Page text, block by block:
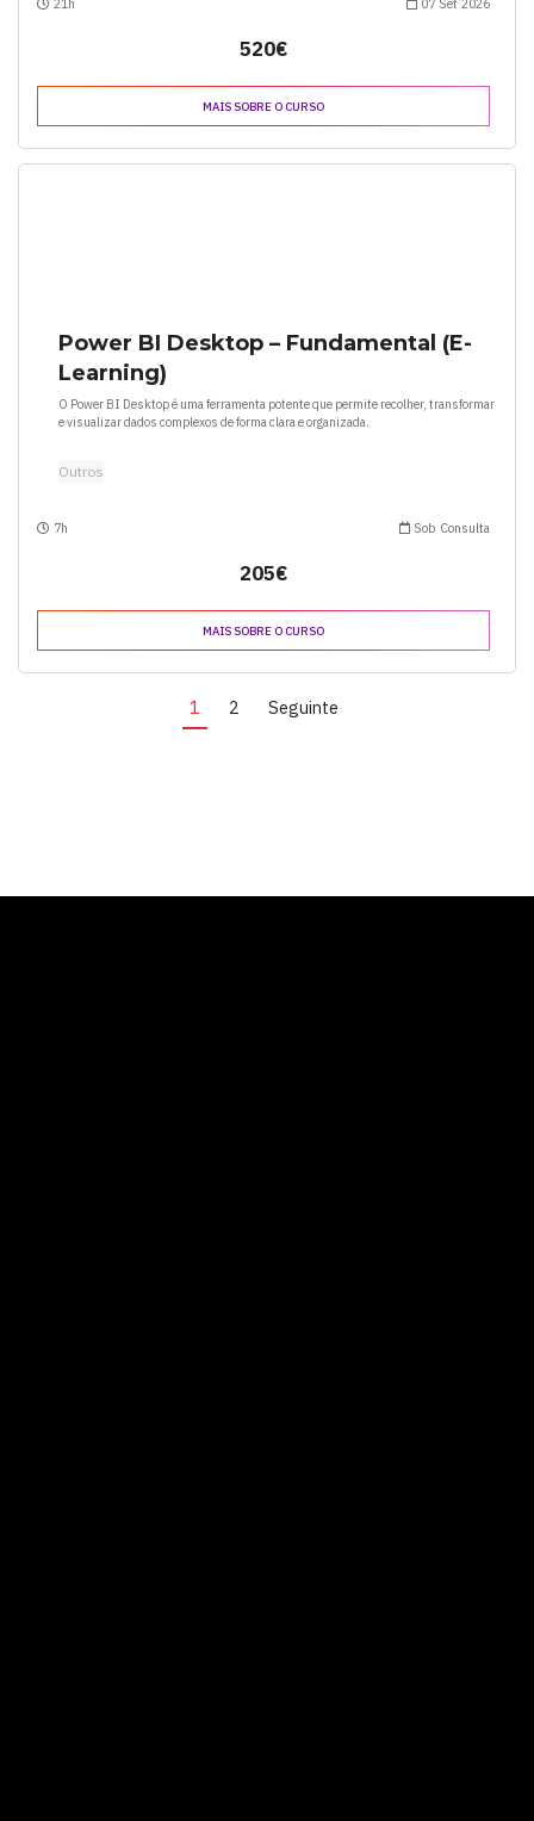
21h 07 Set 2026
520€
MAIS SOBRE O CURSO
Power BI Desktop – Fundamental (E-
Learning)
O Power BI Desktop é uma ferramenta potente que permite recolher, transformar
e visualizar dados complexos de forma clara e organizada.
Outros
7h Sob Consulta
205€
MAIS SOBRE O CURSO
1 2 Seguinte